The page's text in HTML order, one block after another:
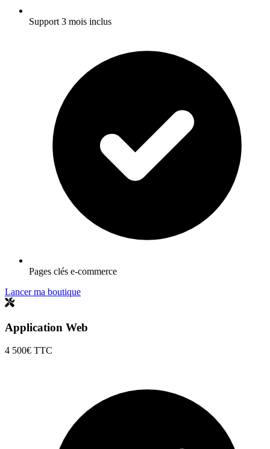
Support 3 mois inclus
Pages clés e-commerce
Lancer ma boutique
Application Web
4 500€ TTC